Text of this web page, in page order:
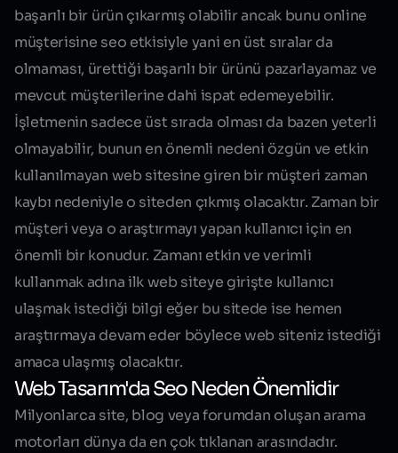
başarılı bir ürün çıkarmış olabilir ancak bunu online
müşterisine seo etkisiyle yani en üst sıralar da
olmaması, ürettiği başarılı bir ürünü pazarlayamaz ve
mevcut müşterilerine dahi ispat edemeyebilir.
İşletmenin sadece üst sırada olması da bazen yeterli
olmayabilir, bunun en önemli nedeni özgün ve etkin
kullanılmayan web sitesine giren bir müşteri zaman
kaybı nedeniyle o siteden çıkmış olacaktır. Zaman bir
müşteri veya o araştırmayı yapan kullanıcı için en
önemli bir konudur. Zamanı etkin ve verimli
kullanmak adına ilk web siteye girişte kullanıcı
ulaşmak istediği bilgi eğer bu sitede ise hemen
araştırmaya devam eder böylece web sitenizistediği
amaca ulaşmış olacaktır.
Web Tasarım'da Seo Neden Önemlidir
Milyonlarca site, blog veya forumdan oluşan arama
motorları dünya da en çok tıklanan arasındadır.